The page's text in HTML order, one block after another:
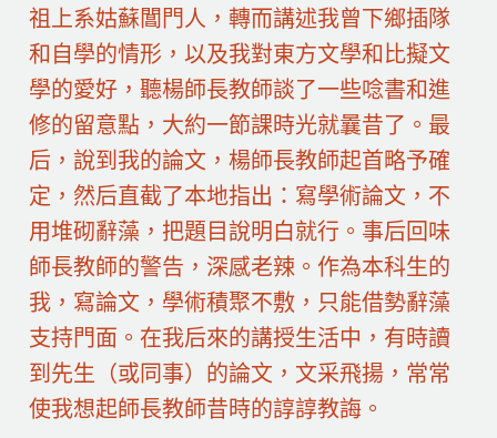
祖上系姑蘇閶門人，轉而講述我曾下鄉插隊
和自學的情形，以及我對東方文學和比擬文
學的愛好，聽楊師長教師談了一些唸書和進
修的留意點，大約一節課時光就曩昔了。最
后，說到我的論文，楊師長教師起首略予確
定，然后直截了本地指出：寫學術論文，不
用堆砌辭藻，把題目說明白就行。事后回味
師長教師的警告，深感老辣。作為本科生的
我，寫論文，學術積聚不敷，只能借勢辭藻
支持門面。在我后來的講授生活中，有時讀
到先生（或同事）的論文，文采飛揚，常常
使我想起師長教師昔時的諄諄教誨。